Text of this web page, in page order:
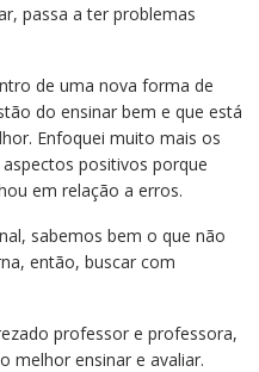
passa a ter problemas
de uma nova forma de
do ensinar bem e que está
Enfoquei muito mais os
positivos porque
em relação a erros.
sabemos bem o que não
então, buscar com
professor e professora,
melhor ensinar e avaliar.